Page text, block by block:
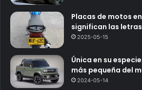
Placas de motos
significan las
2025-05-15
Única en su
más pequeña del
2024-05-14